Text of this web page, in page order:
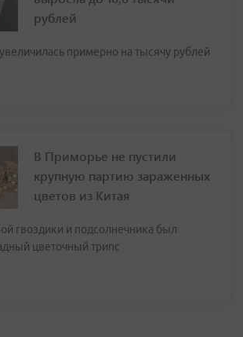
рублей
примерно на тысячу рублей
В Приморье не пустили
крупную партию зараженных
цветов из Китая
гвоздики и подсолнечника был
цветочный трипс